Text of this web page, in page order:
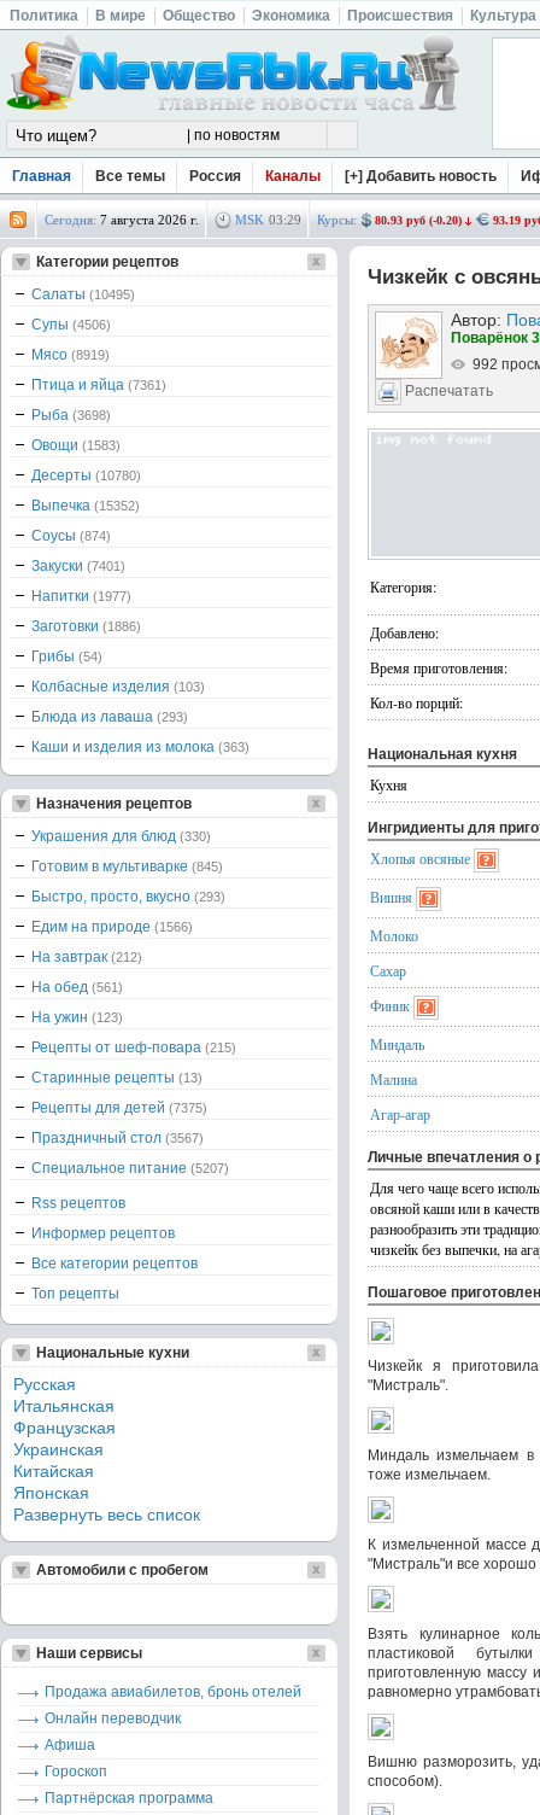
Политика В мире Общество Экономика Происшествия Культура
Главная Все темы Россия Каналы [+] Добавить новость
Сегодня: 7 августа 2026 г. MSK 03:29 Курсы: 80.93 руб (-0.20) 93.19
Чизкейк с
Автор:
Поварёнок
992
Распечатать
Категория:
Добавлено:
Время приготовления:
Кол-во порций:
Национальная кухня
Кухня
Ингридиенты для
Хлопья овсяные
Вишня
Молоко
Сахар
Финик
Миндаль
Малина
Агар-агар
Личные впечатления о
Для чего чаще всего
овсяной каши или в
разнообразить эти
чизкейк без выпечки, на
Пошаговое
Чизкейк я
"Мистраль".
Миндаль измельчаем
тоже измельчаем.
К измельченной массе
"Мистраль"и все
Взять кулинарное
пластиковой
приготовленную массу
равномерно
Вишню разморозить,
способом).
Категории рецептов
Салаты (10495)
Супы (4506)
Мясо (8919)
Птица и яйца (7361)
Рыба (3698)
Овощи (1583)
Десерты (10780)
Выпечка (15352)
Соусы (874)
Закуски (7401)
Напитки (1977)
Заготовки (1886)
Грибы (54)
Колбасные изделия (103)
Блюда из лаваша (293)
Каши и изделия из молока (363)
Назначения рецептов
Украшения для блюд (330)
Готовим в мультиварке (845)
Быстро, просто, вкусно (293)
Едим на природе (1566)
На завтрак (212)
На обед (561)
На ужин (123)
Рецепты от шеф-повара (215)
Старинные рецепты (13)
Рецепты для детей (7375)
Праздничный стол (3567)
Специальное питание (5207)
Rss рецептов
Информер рецептов
Все категории рецептов
Топ рецепты
Национальные кухни
Русская
Итальянская
Французская
Украинская
Китайская
Японская
Развернуть весь список
Автомобили с пробегом
Наши сервисы
Продажа авиабилетов, бронь отелей
Онлайн переводчик
Афиша
Гороскоп
Партнёрская программа